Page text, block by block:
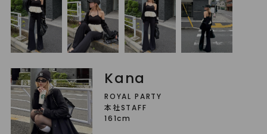
Kana
ROYAL PARTY
本社STAFF
161cm